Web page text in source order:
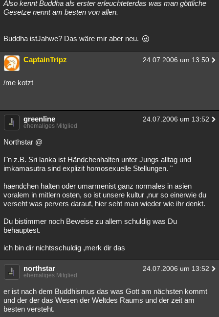
Also kennt Buddha als erster erleuchteterdas was man göttliche
Gesetze nennt am besten von allen.
Buddha istJahwe? Das wäre mir aber neu.
CaptainTripz 24.07.2006 um 13:50
/me kotzt
greenline 24.07.2006 um 13:52
ehemaliges Mitglied
Northstar @
I"n z.B. Sri lanka ist Händchenhalten unter Jungs alltag und
imkamasutra sind explizit homosexuelle Stellungen. "
haendchen halten oder umarmenist ganz normales in asien
voralem in mitlern osten, so ist unsere kultur ,nur so einerwie du
verseht was pervers darauf, hier seht man wieder wie ihr denkt.
Du bistimmer noch Beweise zu allem schuldig was Du
behauptest.
ich bin dir nichtsschuldig ,merk dir das
northstar 24.07.2006 um 13:52
ehemaliges Mitglied
er ist nach dem Buddhismus das was Gott am nächsten kommt
und der der das Wesen der Weltdes Raums und der zeit am
besten versteht.